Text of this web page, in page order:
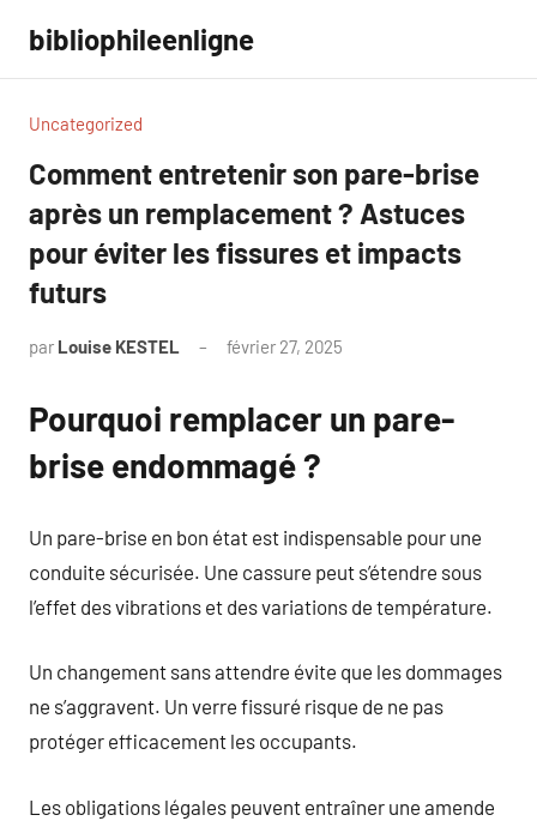
contenu
bibliophileenligne
Uncategorized
Comment entretenir son pare-brise
après un remplacement ? Astuces
pour éviter les fissures et impacts
futurs
par Louise KESTEL février 27, 2025
Pourquoi remplacer un pare-
brise endommagé ?
Un pare-brise en bon état est indispensable pour une
conduite sécurisée. Une cassure peut s’étendre sous
l’effet des vibrations et des variations de température.
Un changement sans attendre évite que les dommages
ne s’aggravent. Un verre fissuré risque de ne pas
protéger efficacement les occupants.
Les obligations légales peuvent entraîner une amende